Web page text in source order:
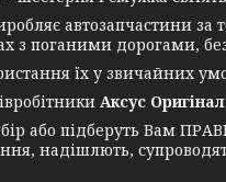
автозапчастини
з поганими дорогами,
їх у звичайних
Аксус Оригінал:
або підберуть Вам
надішлють,